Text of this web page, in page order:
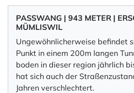
PASSWANG | 943 METER |
MÜMLISWIL
Ungewöhnlicherweise befindet
Punkt in einem 200m langen
boden in dieser region jährlich
hat sich auch der
Jahren verschlechtert.